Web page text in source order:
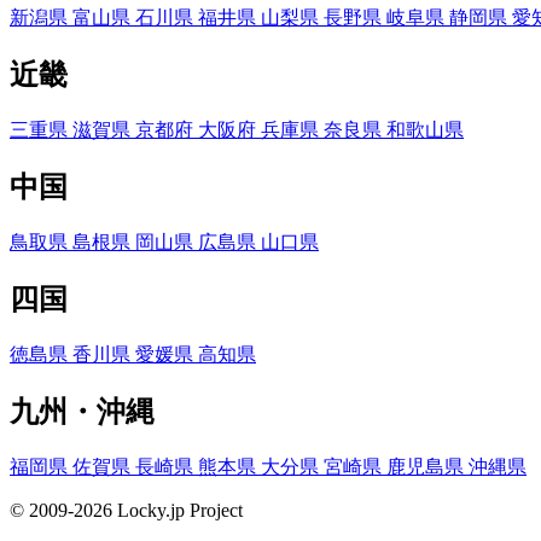
新潟県 富山県 石川県 福井県 山梨県 長野県 岐阜県 静岡県 愛
近畿
三重県 滋賀県 京都府 大阪府 兵庫県 奈良県 和歌山県
中国
鳥取県 島根県 岡山県 広島県 山口県
四国
徳島県 香川県 愛媛県 高知県
九州・沖縄
福岡県 佐賀県 長崎県 熊本県 大分県 宮崎県 鹿児島県 沖縄県
© 2009-2026 Locky.jp Project